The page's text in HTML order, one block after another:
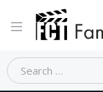
Home Person